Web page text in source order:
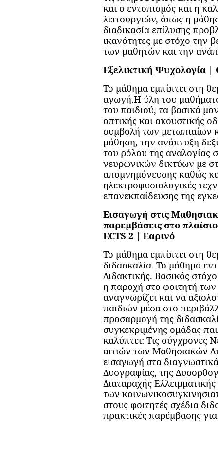
και ο εντοπισμός και η
λειτουργιών, όπως η
διαδικασία επίλυσης
ικανότητες με στόχο την
των μαθητών και την
Εξελικτική Ψυχολογία
Το μάθημα εμπίπτει στη
αγωγή.Η ύλη του
του παιδιού, τα βασικά
οπτικής και ακουστικής
συμβολή των μετωπιαίων
μάθηση, την ανάπτυξη
του ρόλου της αναλογίας
νευρωνικών δικτύων με
απομνημόνευσης καθώς
ηλεκτροφυσιολογικές
επανεκπαίδευσης της
Εισαγωγή στις
παρεμβάσεις στο
ECTS 2 | Εαρινό
Το μάθημα εμπίπτει στη
διδασκαλία. Το μάθημα
Διδακτικής. Βασικός
η παροχή στο φοιτητή
αναγνωρίζει και να
παιδιών μέσα στο
προσαρμογή της
συγκεκριμένης ομάδας
καλύπτει: Τις σύγχρονες
αιτιών των Μαθησιακών
εισαγωγή στα
Δυσγραφίας, της
Διαταραχής
των
στους φοιτητές σχέδια
πρακτικές παρέμβασης